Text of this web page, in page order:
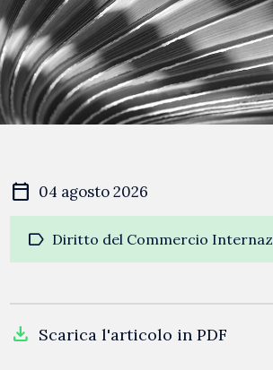
label Diritto del Commercio
calendar_today 04 agosto 2026
file_download Scarica l'articolo in PDF